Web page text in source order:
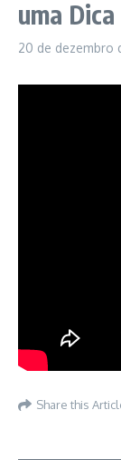
uma
20 de dezembro
Share this